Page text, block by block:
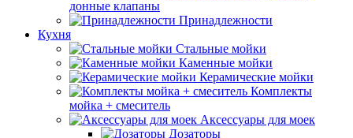
донные клапаны
Принадлежности
Кухня
Стальные мойки
Каменные мойки
Керамические мойки
Комплекты
мойка + смеситель
Аксессуары для моек
Дозаторы